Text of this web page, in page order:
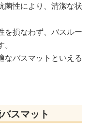
菌性により、清潔な状
を損なわず、バスルー
なバスマットといえる
スマット